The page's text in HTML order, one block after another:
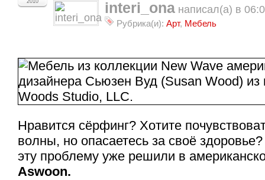
interi_ona написал(а) в
Рубрика(и): Арт, Мебель
Нравится сёрфинг? Хотите
волны, но опасаетесь за своё
эту проблему уже решили в
Aswoon.